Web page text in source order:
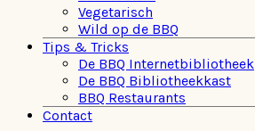
Vegetarisch
Wild op de BBQ
Tips & Tricks
De BBQ Internetbibliotheek
De BBQ Bibliotheekkast
BBQ Restaurants
Contact